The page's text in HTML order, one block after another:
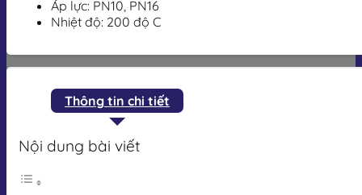
Áp lực: PN10, PN16
Nhiệt độ: 200 độ C
Thông tin chi tiết
Nội dung bài viết